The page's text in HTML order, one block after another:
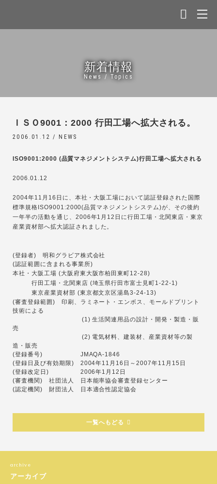
新着情報
News / Topics
ＩＳＯ9001：2000 行田工場へ拡大される。
2006.01.12 / NEWS
ISO9001:2000 (品質マネジメントシステム)行田工場へ拡大される
2006.01.12
2004年11月16日に、本社・大阪工場において認証登録された国際
標準規格ISO9001:2000(品質マネジメントシステム)が、その後約
一年半の活動を通じ、2006年1月12日に行田工場・北関東店・東京
産業資材部へ拡大認証されました。
(登録者) 明和グラビア株式会社
(認証範囲に含まれる事業所)
本社・大阪工場 (大阪府東大阪市柏田東町12-28)
行田工場・北関東店 (埼玉県行田市富士見町1-22-1)
東京産業資材部 (東京都文京区湯島3-24-13)
(審査登録範囲) 印刷、ラミネート・エンボス、モールドプリント
技術による
(1) 生活関連用品の設計・開発・製造・販
売
(2) 電気材料、建装材、産業資材等の製
造・販売
(登録番号) JMAQA-1846
(登録日及び有効期限) 2004年11月16日～2007年11月15日
(登録改定日) 2006年1月12日
(審査機関) 社団法人 日本能率協会審査登録センター
(認定機関) 財団法人 日本適合性認定協会
一覧へもどる
アーカイブ